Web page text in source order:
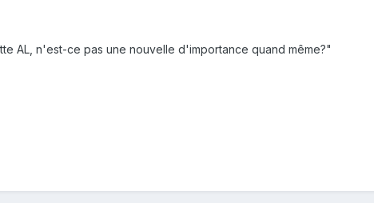
AL, n'est-ce pas une nouvelle d'importance quand même?"